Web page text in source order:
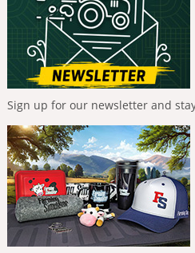
Sign up for our newsletter and